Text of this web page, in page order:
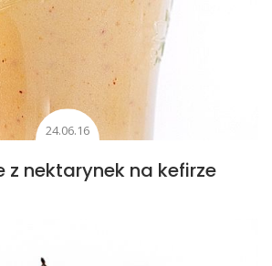
24.06.16
z nektarynek na kefirze